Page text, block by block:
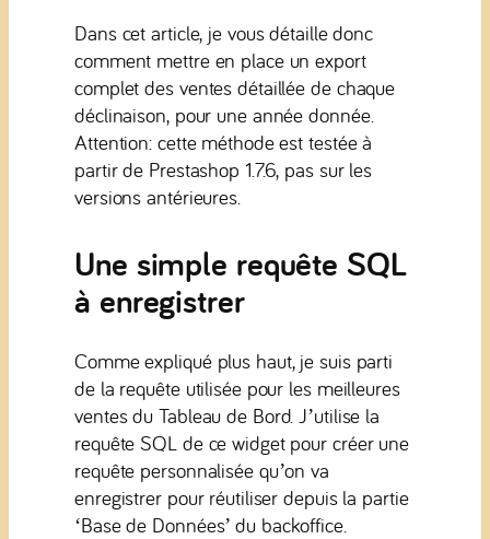
Dans cet article, je vous détaille donc
comment mettre en place un export
complet des ventes détaillée de chaque
déclinaison, pour une année donnée.
Attention: cette méthode est testée à
partir de Prestashop 1.7.6, pas sur les
versions antérieures.
Une simple requête SQL
à enregistrer
Comme expliqué plus haut, je suis parti
de la requête utilisée pour les meilleures
ventes du Tableau de Bord. J’utilise la
requête SQL de ce widget pour créer une
requête personnalisée qu’on va
enregistrer pour réutiliser depuis la partie
‘Base de Données’ du backoffice.